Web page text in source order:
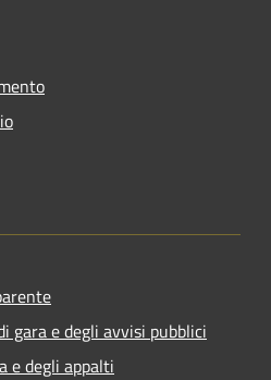
gara e degli avvisi pubblici
e degli appalti